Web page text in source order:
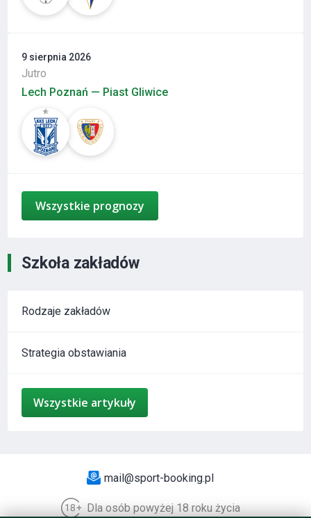
9 sierpnia 2026
Jutro
Lech Poznań — Piast Gliwice
Wszystkie prognozy
Szkoła zakładów
Rodzaje zakładów
Strategia obstawiania
Wszystkie artykuły
mail@sport-booking.pl
Dla osób powyżej 18 roku życia